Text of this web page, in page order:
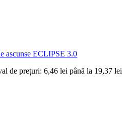
ascunse ECLIPSE 3.0
de prețuri: 6,46 lei până la 19,37 lei